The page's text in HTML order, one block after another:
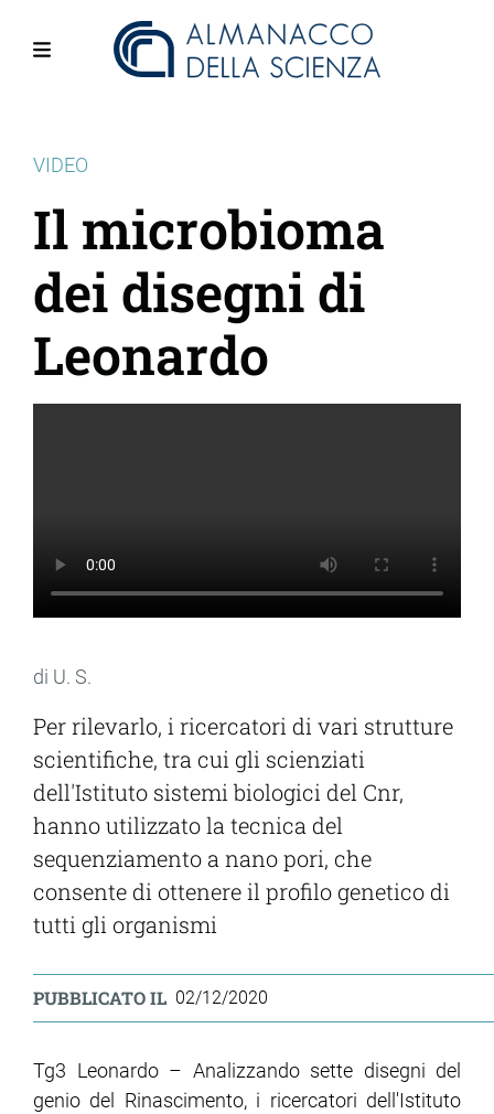
VIDEO
Il microbioma
dei disegni di
Leonardo
di U. S.
Per rilevarlo, i ricercatori di vari strutture
scientifiche, tra cui gli scienziati
dell'Istituto sistemi biologici del Cnr,
hanno utilizzato la tecnica del
sequenziamento a nano pori, che
consente di ottenere il profilo genetico di
tutti gli organismi
PUBBLICATO IL 02/12/2020
Tg3 Leonardo – Analizzando sette disegni del
genio del Rinascimento, i ricercatori dell'Istituto